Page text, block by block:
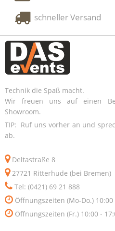
schneller Versand
Technik die Spaß macht.
Wir freuen uns auf einen
Showroom.
TIP: Ruf uns vorher an und
ab.
Deltastraße 8
27721 Ritterhude (bei Bremen)
Tel: (0421) 69 21 888
Öffnungszeiten (Mo-Do.) 10:00
Öffnungszeiten (Fr.) 10:00 -